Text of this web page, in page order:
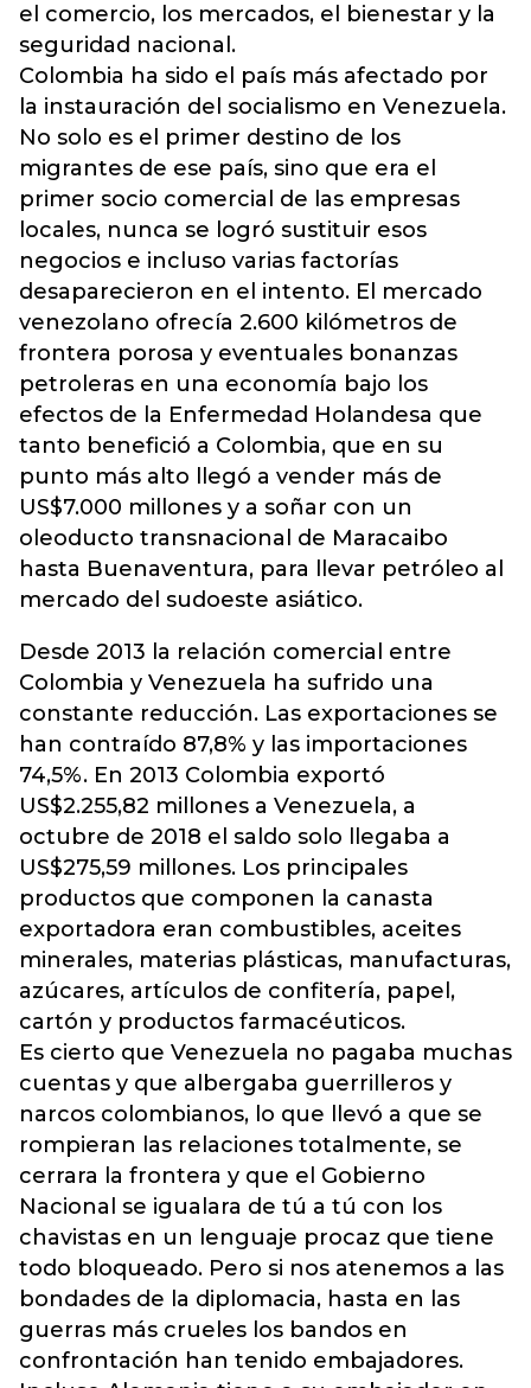
el comercio, los mercados, el bienestar y la
seguridad nacional.
Colombia ha sido el país más afectado por
la instauración del socialismo en Venezuela.
No solo es el primer destino de los
migrantes de ese país, sino que era el
primer socio comercial de las empresas
locales, nunca se logró sustituir esos
negocios e incluso varias factorías
desaparecieron en el intento. El mercado
venezolano ofrecía 2.600 kilómetros de
frontera porosa y eventuales bonanzas
petroleras en una economía bajo los
efectos de la Enfermedad Holandesa que
tanto benefició a Colombia, que en su
punto más alto llegó a vender más de
US$7.000 millones y a soñar con un
oleoducto transnacional de Maracaibo
hasta Buenaventura, para llevar petróleo al
mercado del sudoeste asiático.
Desde 2013 la relación comercial entre
Colombia y Venezuela ha sufrido una
constante reducción. Las exportaciones se
han contraído 87,8% y las importaciones
74,5%. En 2013 Colombia exportó
US$2.255,82 millones a Venezuela, a
octubre de 2018 el saldo solo llegaba a
US$275,59 millones. Los principales
productos que componen la canasta
exportadora eran combustibles, aceites
minerales, materias plásticas, manufacturas,
azúcares, artículos de confitería, papel,
cartón y productos farmacéuticos.
Es cierto que Venezuela no pagaba muchas
cuentas y que albergaba guerrilleros y
narcos colombianos, lo que llevó a que se
rompieran las relaciones totalmente, se
cerrara la frontera y que el Gobierno
Nacional se igualara de tú a tú con los
chavistas en un lenguaje procaz que tiene
todo bloqueado. Pero si nos atenemos a las
bondades de la diplomacia, hasta en las
guerras más crueles los bandos en
confrontación han tenido embajadores.